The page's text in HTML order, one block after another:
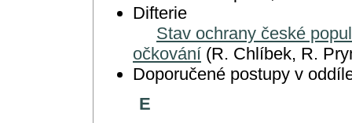
Difterie
Stav ochrany české
očkování (R. Chlíbek, R.
Doporučené postupy v
E